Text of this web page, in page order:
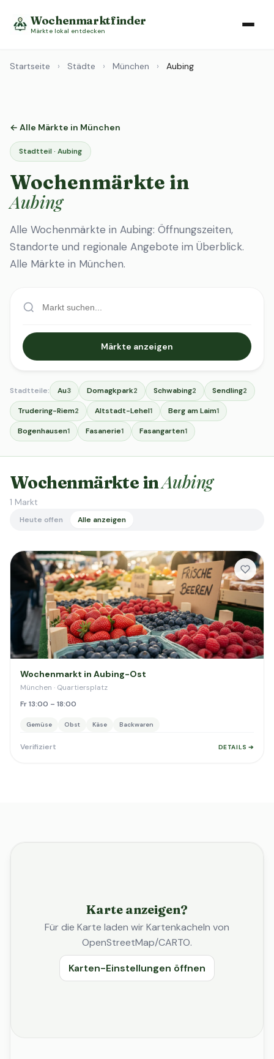
Wochenmarktfinder
Märkte lokal entdecken
Startseite › Städte › München › Aubing
← Alle Märkte in München
Stadtteil · Aubing
Wochenmärkte in
Aubing
Alle Wochenmärkte in Aubing: Öffnungszeiten,
Standorte und regionale Angebote im Überblick.
Alle Märkte in München.
Märkte anzeigen
Stadtteile: Au3 Domagkpark2 Schwabing2 Sendling2
Trudering-Riem2 Altstadt-Lehel1 Berg am Laim1
Bogenhausen1 Fasanerie1 Fasangarten1
Wochenmärkte inAubing
1 Markt
Heute offen Alle anzeigen
Wochenmarkt in Aubing-Ost
München · Quartiersplatz
Fr 13:00 – 18:00
Gemüse Obst Käse Backwaren
Verifiziert DETAILS ➔
Karte anzeigen?
Für die Karte laden wir Kartenkacheln von
OpenStreetMap/CARTO.
Karten-Einstellungen öffnen